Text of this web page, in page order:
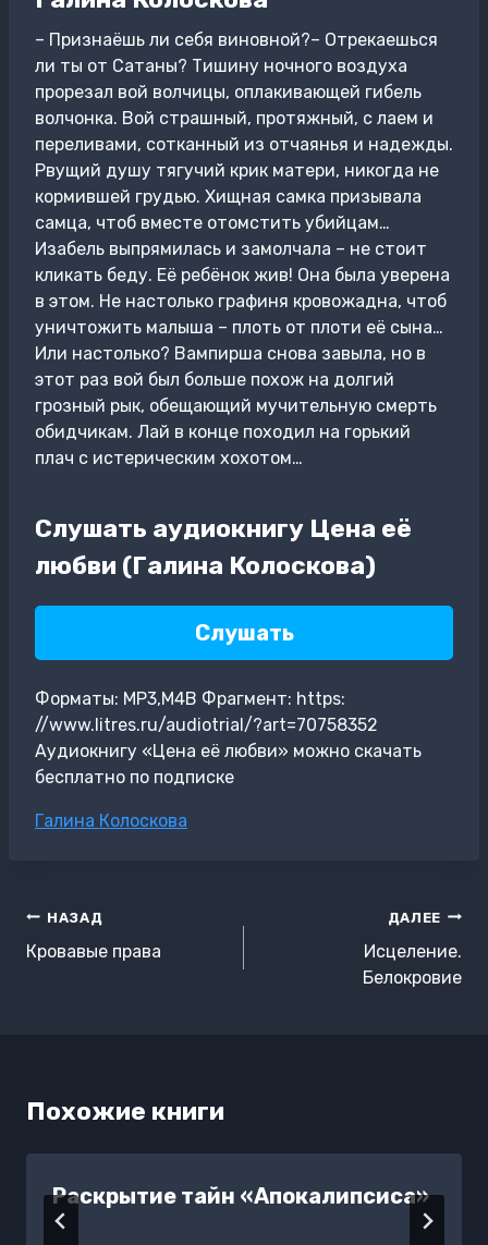
– Признаёшь ли себя виновной?– Отрекаешься
ли ты от Сатаны? Тишину ночного воздуха
прорезал вой волчицы, оплакивающей гибель
волчонка. Вой страшный, протяжный, с лаем и
переливами, сотканный из отчаянья и надежды.
Рвущий душу тягучий крик матери, никогда не
кормившей грудью. Хищная самка призывала
самца, чтоб вместе отомстить убийцам…
Изабель выпрямилась и замолчала – не стоит
кликать беду. Её ребёнок жив! Она была уверена
в этом. Не настолько графиня кровожадна, чтоб
уничтожить малыша – плоть от плоти её сына…
Или настолько? Вампирша снова завыла, но в
этот раз вой был больше похож на долгий
грозный рык, обещающий мучительную смерть
обидчикам. Лай в конце походил на горький
плач с истерическим хохотом…
Слушать аудиокнигу Цена её
любви (Галина Колоскова)
Слушать
Форматы: MP3,M4B Фрагмент: https:
//www.litres.ru/audiotrial/?art=70758352
Аудиокнигу «Цена её любви» можно скачать
бесплатно по подписке
Метки
Галина Колоскова
Навигация
по
НАЗАД
Кровавые права
ДАЛЕЕ
Исцеление.
Белокровие
Похожие книги
Раскрытие тайн «Апокалипсиса»